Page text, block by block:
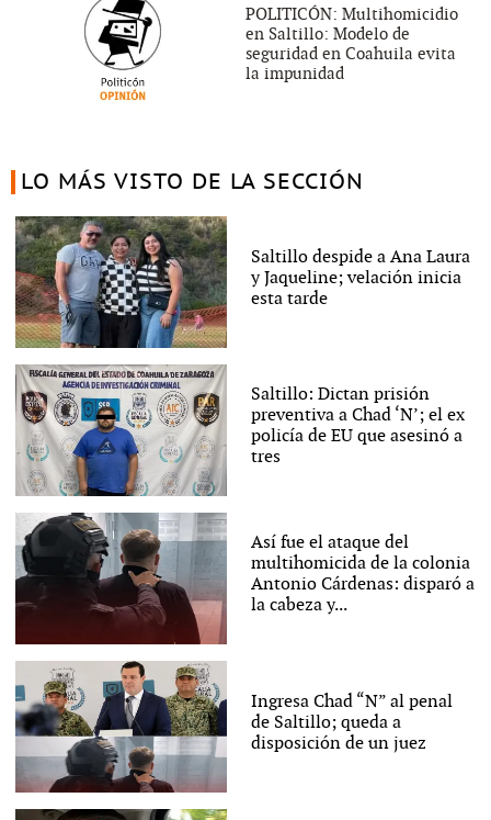
POLITICÓN: Multihomicidio
en Saltillo: Modelo de
seguridad en Coahuila evita
la impunidad
LO MÁS VISTO DE LA SECCIÓN
Saltillo despide a Ana Laura
y Jaqueline; velación inicia
esta tarde
Saltillo: Dictan prisión
preventiva a Chad ‘N’; el ex
policía de EU que asesinó a
tres
Así fue el ataque del
multihomicida de la colonia
Antonio Cárdenas: disparó a
la cabeza y...
Ingresa Chad “N” al penal
de Saltillo; queda a
disposición de un juez